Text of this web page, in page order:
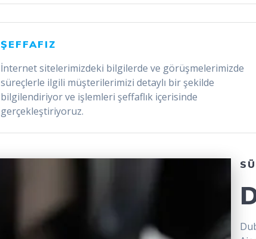
ŞEFFAFIZ
İnternet sitelerimizdeki bilgilerde ve görüşmelerimizde
süreçlerle ilgili müşterilerimizi detaylı bir şekilde
bilgilendiriyor ve işlemleri şeffaflık içerisinde
gerçekleştiriyoruz.